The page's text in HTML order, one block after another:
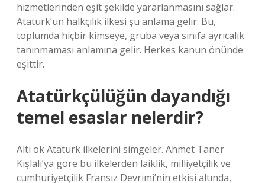
hizmetlerinden eşit şekilde yararlanmasını sağlar.
Atatürk’ün halkçılık ilkesi şu anlama gelir: Bu,
toplumda hiçbir kimseye, gruba veya sınıfa ayrıcalık
tanınmaması anlamına gelir. Herkes kanun önünde
eşittir.
Atatürkçülüğün dayandığı
temel esaslar nelerdir?
Altı ok Atatürk ilkelerini simgeler. Ahmet Taner
Kışlalı’ya göre bu ilkelerden laiklik, milliyetçilik ve
cumhuriyetçilik Fransız Devrimi’nin etkisi altında,